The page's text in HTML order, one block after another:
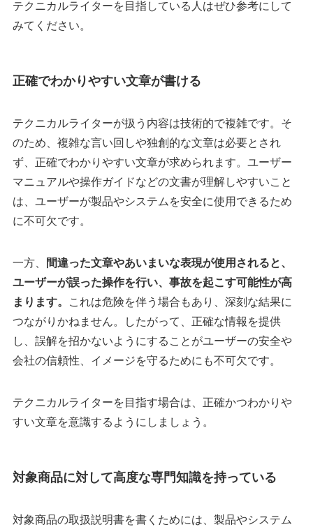
テクニカルライターを目指している人はぜひ参考にして
みてください。
正確でわかりやすい文章が書ける
テクニカルライターが扱う内容は技術的で複雑です。そ
のため、複雑な言い回しや独創的な文章は必要とされ
ず、正確でわかりやすい文章が求められます。ユーザー
マニュアルや操作ガイドなどの文書が理解しやすいこと
は、ユーザーが製品やシステムを安全に使用できるため
に不可欠です。
一方、
間違った文章やあいまいな表現が使用されると、
ユーザーが誤った操作を行い、事故を起こす可能性が高
まります。
これは危険を伴う場合もあり、深刻な結果に
つながりかねません。したがって、正確な情報を提供
し、誤解を招かないようにすることがユーザーの安全や
会社の信頼性、イメージを守るためにも不可欠です。
テクニカルライターを目指す場合は、正確かつわかりや
すい文章を意識するようにしましょう。
対象商品に対して高度な専門知識を持っている
対象商品の取扱説明書を書くためには、製品やシステム